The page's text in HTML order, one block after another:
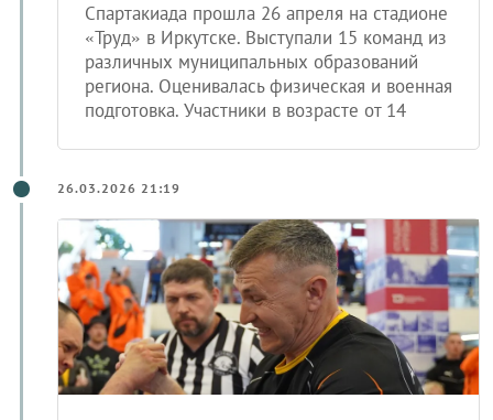
Спартакиада прошла 26 апреля на стадионе
«Труд» в Иркутске. Выступали 15 команд из
различных муниципальных образований
региона. Оценивалась физическая и военная
подготовка. Участники в возрасте от 14
26.03.2026 21:19